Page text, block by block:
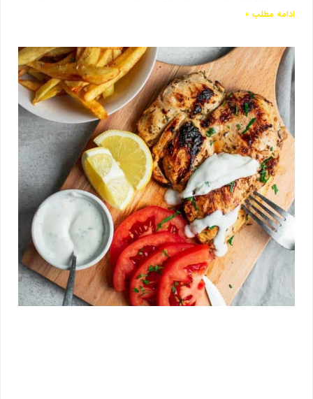
ادامه مطلب »